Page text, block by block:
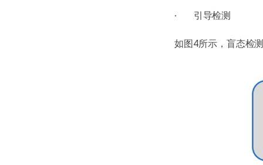
· 引导检测
如图4所示，盲态检